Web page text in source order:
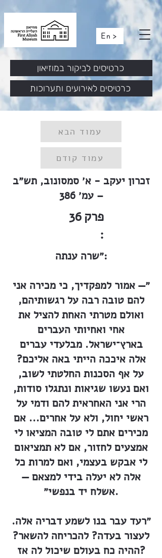
En >
כרטיסים לאירועים ותערוכות
כרטיסים לביקור במוזיאון
עמוד הבא
עמוד קודם
זכרון יעקב - א׳ סמסונוב, תש״ב
– עמ׳ 386
36 פרק
:
״שרה ענתה:
״— אמור למפקדיך, כי מכירה אני
להם טובה רבה על רגשותיהם,
ואולם מטרתי האחת להציל את
אחי ואחיותי העברים
בארץ־ישראל. מבלעדי עברים
אלה איככה הייתי באה אליכם?
על אף הסכנות החלטתי לשוב,
ואם נעשו שגיאות ונתגלו סודות,
הרי אני האחראית להם ודמי על
ראשי יחול, ולא על אחרים... אם
מכירים אתם לי טובה המציאו לי
אמצעים לחזור, אם לא תמציאום
לי אבקש בעצמי, ואם למרות כל
אלה לא יעלה בידי למצאם —
אשלח יד בנפשי״.
״רעד עבר בנו לשמע דבריה אלה.
לעצור בעדה? להכריחה להשאר?
ההיה כח בעולם שיכול לה אז?